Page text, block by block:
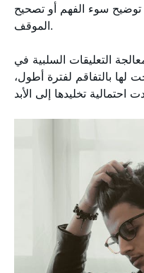
سوء الفهم أو تصحيح
الموقف.
التعليقات السلبية في
بالتفاقم لفترة أطول،